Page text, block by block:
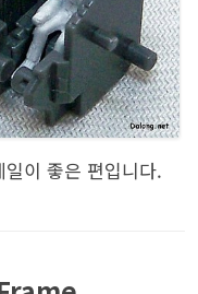
이 좋은 편입니다.